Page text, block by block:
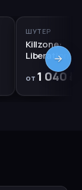
ШУТЕР
Killzone:
Liberation
от 1 040 ₽